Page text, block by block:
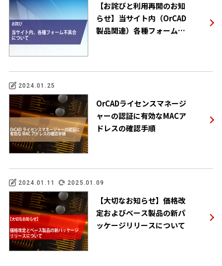
【お詫びと利用再開のお知
らせ】当サイト内（OrCAD
製品関連）各種フォーム不
2024.01.25
OrCADライセンスマネージ
ャーの認証に有効なMACア
ドレスの確認手順
2024.01.11 2025.01.09
【大切なお知らせ】価格改
定およびベース製品の新パ
ッケージリリースについて